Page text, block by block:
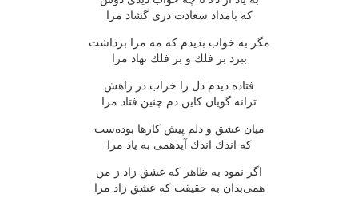
كه بامداد سعادت دری گشاد مرا
مگر به خواب بدیدم كه مه مرا برداشت
ببرد بر فلك و بر فلك نهاد مرا
فتاده دیدم دل را خراب در راهش
ترانه گویان كاین دم چنین فتاد مرا
میان عشق و دلم پیش كارها بوده‌ست
كه اندك اندك آیدهمی به یاد مرا
اگر نمود به ظاهر كه عشق زاد ز من
همی‌بدان به حقیقت كه عشق زاد مرا